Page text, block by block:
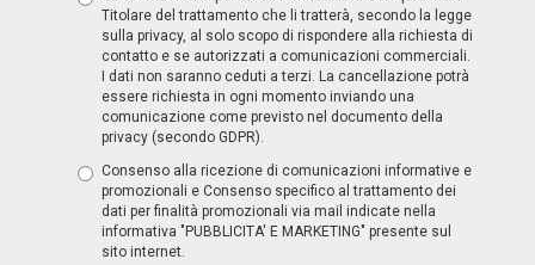
Titolare del trattamento che li tratterà, secondo la legge
sulla privacy, al solo scopo di rispondere alla richiesta di
contatto e se autorizzati a comunicazioni commerciali.
I dati non saranno ceduti a terzi. La cancellazione potrà
essere richiesta in ogni momento inviando una
comunicazione come previsto nel documento della
privacy (secondo GDPR).
Consenso alla ricezione di comunicazioni informative e
promozionali e Consenso specifico al trattamento dei
dati per finalità promozionali via mail indicate nella
informativa "PUBBLICITA' E MARKETING" presente sul
sito internet.